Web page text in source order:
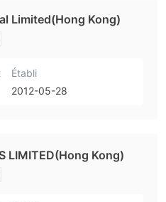
Limited(Hong Kong)
Établi
2012-05-28
LIMITED(Hong Kong)